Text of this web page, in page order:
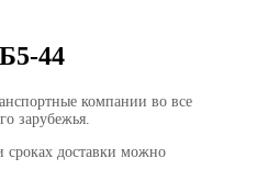
44
компании во все
зарубежья.
сроках доставки можно